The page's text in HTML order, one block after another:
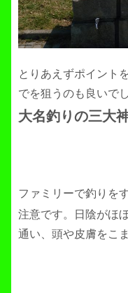
とりあえずポイント
でを狙うのも良いで
大名釣りの三大
ファミリーで釣りを
注意です。日陰がほ
通い、頭や皮膚をこ